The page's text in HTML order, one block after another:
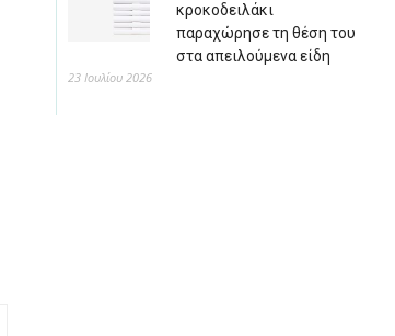
κροκοδειλάκι
παραχώρησε τη θέση του
στα απειλούμενα είδη
23 Ιουλίου 2026